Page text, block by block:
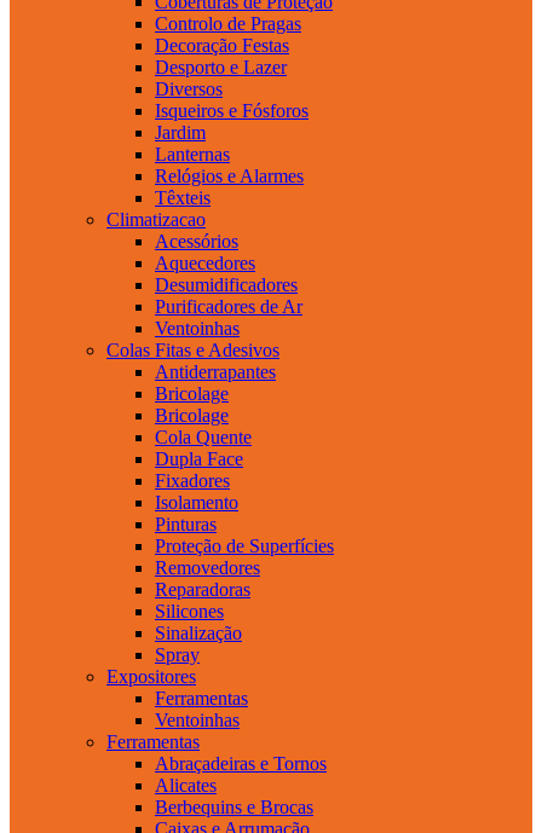
Controlo de Pragas
Decoração Festas
Desporto e Lazer
Diversos
Isqueiros e Fósforos
Jardim
Lanternas
Relógios e Alarmes
Têxteis
Climatizacao
Acessórios
Aquecedores
Desumidificadores
Purificadores de Ar
Ventoinhas
Colas Fitas e Adesivos
Antiderrapantes
Bricolage
Bricolage
Cola Quente
Dupla Face
Fixadores
Isolamento
Pinturas
Proteção de Superfícies
Removedores
Reparadoras
Silicones
Sinalização
Spray
Expositores
Ferramentas
Ventoinhas
Ferramentas
Abraçadeiras e Tornos
Alicates
Berbequins e Brocas
Caixas e Arrumação